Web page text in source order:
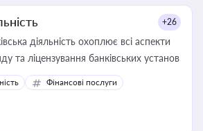
+26
діяльність охоплює всі аспекти
та ліцензування банківських установ
Фінансові послуги